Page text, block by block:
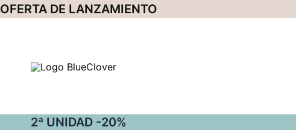
OFERTA DE LANZAMIENTO
2ª UNIDAD -20%